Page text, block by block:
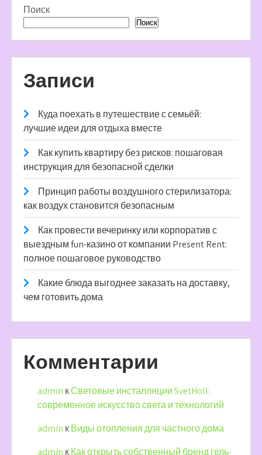
Поиск
Поиск
Записи
Куда поехать в путешествие с семьёй:
лучшие идеи для отдыха вместе
Как купить квартиру без рисков: пошаговая
инструкция для безопасной сделки
Принцип работы воздушного стерилизатора:
как воздух становится безопасным
Как провести вечеринку или корпоратив с
выездным fun-казино от компании Present Rent:
полное пошаговое руководство
Какие блюда выгоднее заказать на доставку,
чем готовить дома
Комментарии
admin кСветовые инсталляции SvetHoll:
современное искусство света и технологий
admin кВиды отопления для частного дома
admin кКак открыть собственный бренд гель-